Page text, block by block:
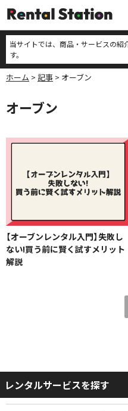
当サイトでは、商品・サービスの
す。
ホーム 記事 オーブン
オーブン
【オーブンレンタル入門】失敗し
ない!買う前に賢く試すメリット
解説
レンタルサービスを探す